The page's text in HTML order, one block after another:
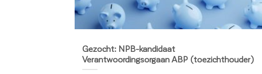
Gezocht: NPB-kandidaat
Verantwoordingsorgaan ABP (toezichthouder)